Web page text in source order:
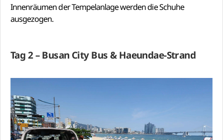
Innenräumen der Tempelanlage werden die Schuhe
ausgezogen.
Tag 2 – Busan City Bus & Haeundae-Strand